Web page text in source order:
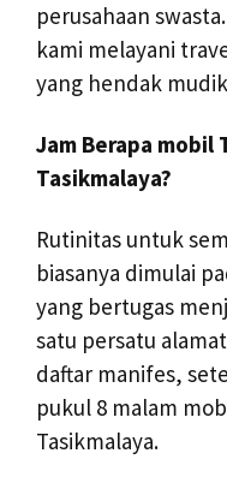
perusahaan
kami melayani
yang hendak
Jam Berapa mobil
Tasikmalaya?
Rutinitas untuk
biasanya dimulai
yang bertugas
satu persatu
daftar manifes,
pukul 8 malam
Tasikmalaya.